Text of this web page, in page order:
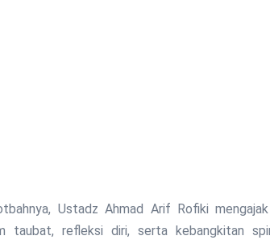
Ustadz Ahmad Arif Rofiki
taubat, refleksi diri, serta kebangkitan